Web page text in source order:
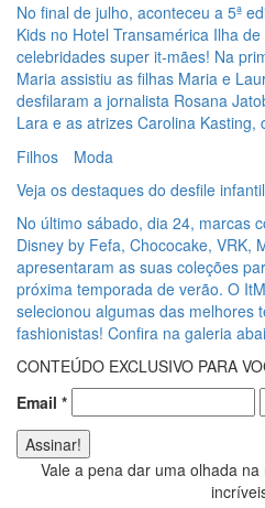
No final de julho, aconteceu a 5ª
Kids no Hotel Transamérica Ilha
celebridades super it-mães! Na
Maria assistiu as filhas Maria e
desfilaram a jornalista Rosana
Lara e as atrizes Carolina
Filhos
Moda
Veja os destaques do desfile
No último sábado, dia 24, marcas
Disney by Fefa, Chococake, VRK,
apresentaram as suas coleções
próxima temporada de verão. O
selecionou algumas das melhores
fashionistas! Confira na galeria
CONTEÚDO EXCLUSIVO PARA
Email *
Vale a pena dar uma olhada